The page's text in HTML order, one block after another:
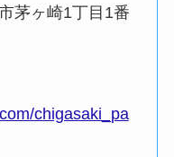
茅ヶ崎1丁目1番
chigasaki_pa